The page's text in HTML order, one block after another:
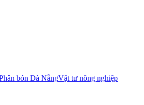
bón Đà NẵngVật tư nông nghiệp